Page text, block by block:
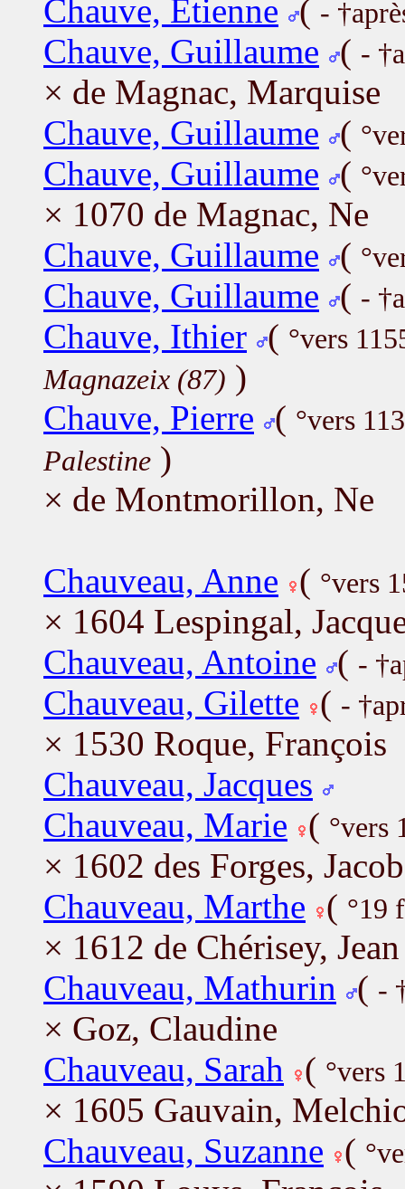
Chauve, Etienne ( -
Chauve, Guillaume ( -
× de Magnac, Marquise
Chauve, Guillaume (
Chauve, Guillaume (
× 1070 de Magnac, Ne
Chauve, Guillaume (
Chauve, Guillaume ( -
Chauve, Ithier ( °vers
Magnazeix (87) )
Chauve, Pierre ( °vers
Palestine )
× de Montmorillon, Ne
Chauveau, Anne ( °vers
× 1604 Lespingal,
Chauveau, Antoine ( -
Chauveau, Gilette ( -
× 1530 Roque, François
Chauveau, Jacques
Chauveau, Marie ( °vers
× 1602 des Forges, Jacob
Chauveau, Marthe ( °19
× 1612 de Chérisey, Jean
Chauveau, Mathurin
( -
× Goz, Claudine
Chauveau, Sarah
( °vers
× 1605 Gauvain,
Chauveau, Suzanne (